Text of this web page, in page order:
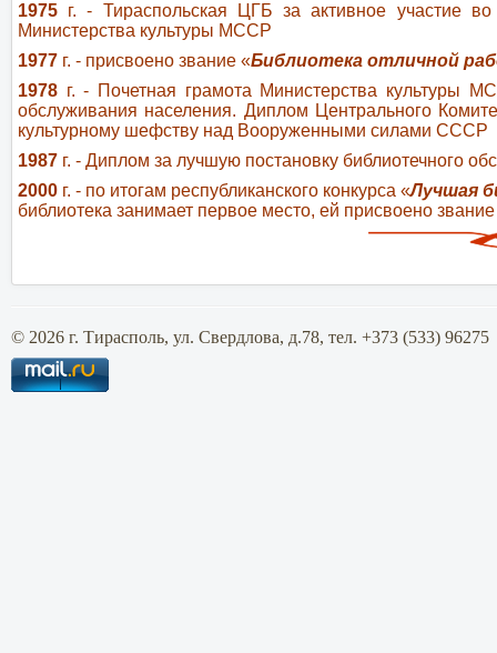
1975 г. - Тираспольская ЦГБ за активное участие
Министерства культуры МССР
1977 г. - присвоено звание «Библиотека отличной
1978 г. - Почетная грамота Министерства культуры
обслуживания населения. Диплом Центрального
культурному шефству над Вооруженными силами СССР
1987 г. - Диплом за лучшую постановку библиотечного
2000 г. - по итогам республиканского конкурса «Лучшая
библиотека занимает первое место, ей присвоено
© 2026 г. Тирасполь, ул. Свердлова, д.78, тел. +373 (533) 96275